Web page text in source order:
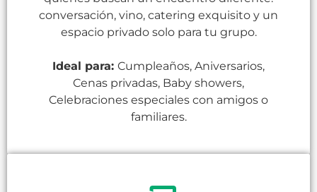
conversación, vino, catering exquisito y un
espacio privado solo para tu grupo.
Ideal para: Cumpleaños, Aniversarios,
Cenas privadas, Baby showers,
Celebraciones especiales con amigos o
familiares.